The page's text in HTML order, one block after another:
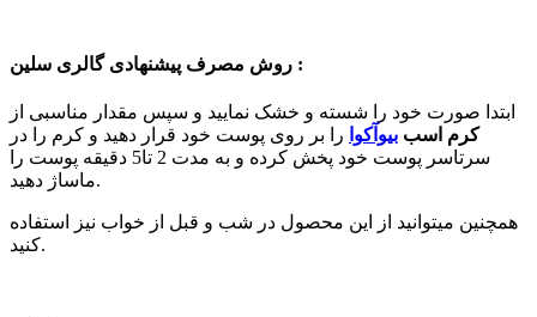
روش مصرف پیشنهادی گالری سلین :
ابتدا صورت خود را شسته و خشک نمایید و سپس مقدار مناسبی از
کرم اسب بیوآکوا را بر روی پوست خود قرار دهید و کرم را در
سرتاسر پوست خود پخش کرده و به مدت 2 تا5 دقیقه پوست را
ماساژ دهید.
همچنین میتوانید از این محصول در شب و قبل از خواب نیز استفاده
کنید.